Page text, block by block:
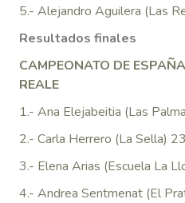
5.- Alejandro Aguilera (Las
Resultados finales
CAMPEONATO DE
REALE
1.- Ana Elejabeitia (Las
2.- Carla Herrero (La Sella)
3.- Elena Arias (Escuela La
4.- Andrea Sentmenat (El